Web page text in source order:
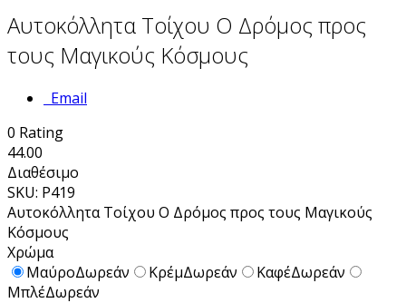
Αυτοκόλλητα Τοίχου Ο Δρόμος προς
τους Μαγικούς Κόσμους
Email
0 Rating
44.00
Διαθέσιμο
SKU: P419
Αυτοκόλλητα Τοίχου Ο Δρόμος προς τους Μαγικούς
Κόσμους
Χρώμα
ΜαύροΔωρεάν ΚρέμΔωρεάν ΚαφέΔωρεάν
ΜπλέΔωρεάν